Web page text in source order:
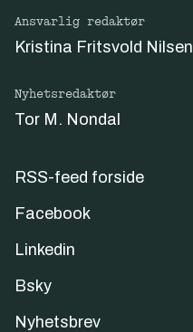
Ansvarlig redaktør
Kristina Fritsvold Nilsen
Nyhetsredaktør
Tor M. Nondal
RSS-feed forside
Facebook
Linkedin
Bsky
Nyhetsbrev